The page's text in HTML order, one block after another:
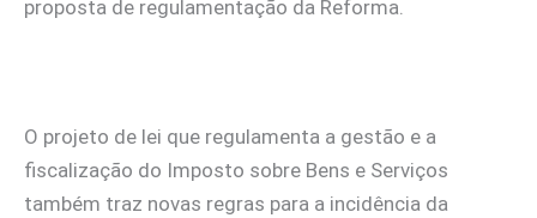
proposta de regulamentação da Reforma.
O projeto de lei que regulamenta a gestão e a
fiscalização do Imposto sobre Bens e Serviços
também traz novas regras para a incidência da